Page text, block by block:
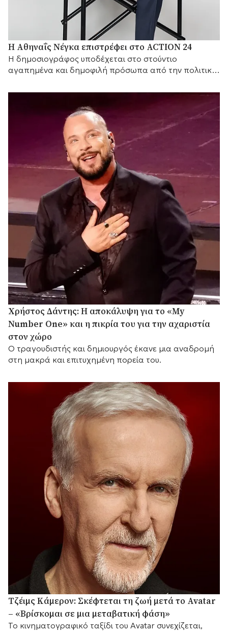
Η Αθηναΐς Νέγκα επιστρέφει στο ACTION 24
H δημοσιογράφος υποδέχεται στο στούντιο
αγαπημένα και δημοφιλή πρόσωπα από την πολιτική
Χρήστος Δάντης: Η αποκάλυψη για το «My
Number One» και η πικρία του για την αχαριστία
στον χώρο
Ο τραγουδιστής και δημιουργός έκανε μια αναδρομή
στη μακρά και επιτυχημένη πορεία του.
Τζέιμς Κάμερον: Σκέφτεται τη ζωή μετά το Avatar
– «Βρίσκομαι σε μια μεταβατική φάση»
Το κινηματογραφικό ταξίδι του Avatar συνεχίζεται,